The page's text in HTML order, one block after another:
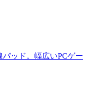
ッド。幅広いPCゲー